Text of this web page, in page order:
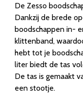
De Zesso
Dankzij de brede
boodschappen in-
klittenband,
hebt tot je
liter biedt de tas
De tas is gemaakt
een stootje.